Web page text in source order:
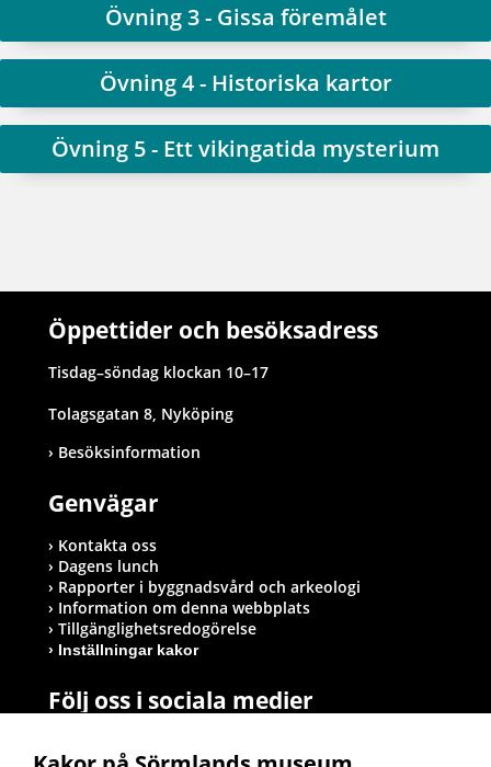
Övning 3 - Gissa föremålet
Övning 4 - Historiska kartor
Övning 5 - Ett vikingatida mysterium
Öppettider och besöksadress
Tisdag–söndag klockan 10–17
Tolagsgatan 8, Nyköping
Besöksinformation
Genvägar
Kontakta oss
Dagens lunch
Rapporter i byggnadsvård och arkeologi
Information om denna webbplats
Tillgänglighetsredogörelse
Inställningar kakor
Följ oss i sociala medier